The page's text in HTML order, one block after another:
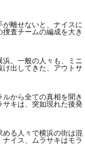
離せないと、ナイスに
査チームの編成を大き
。一般の人々も、ミニ
け出してきた、アウトサ
から全ての真相を聞き
キは、突如現れた後発
る人々で横浜の街は混
イス、ムラサキはモラ